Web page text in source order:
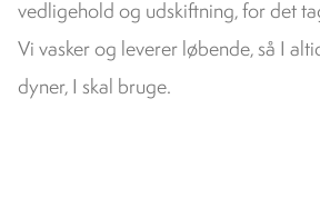
vedligehold og udskiftning, for det
Vi vasker og leverer løbende, så I
dyner, I skal bruge.